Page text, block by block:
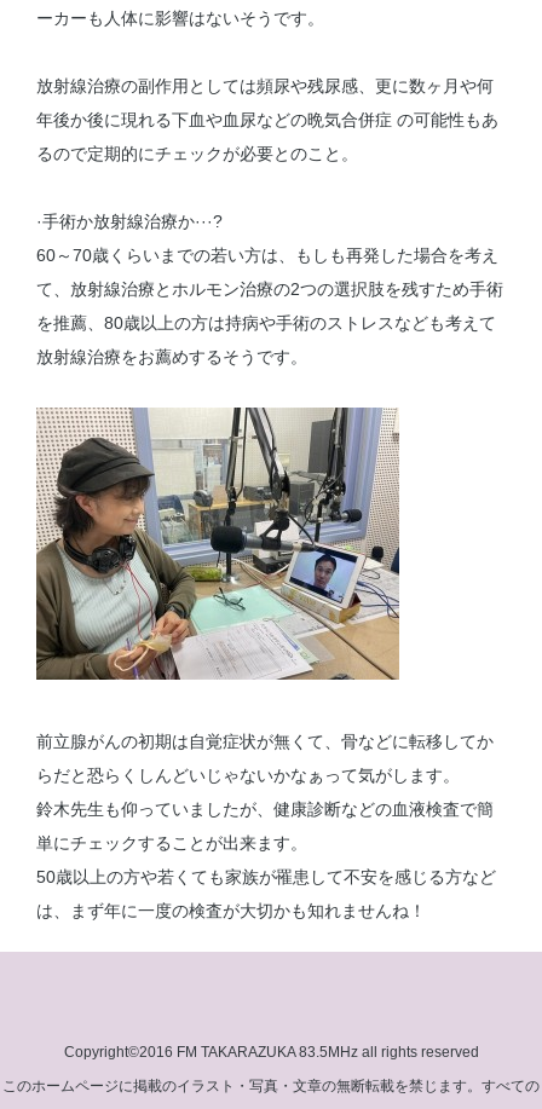
ーカーも人体に影響はないそうです。
放射線治療の副作用としては頻尿や残尿感、更に数ヶ月や何
年後か後に現れる下血や血尿などの晩気合併症 の可能性もあ
るので定期的にチェックが必要とのこと。
·手術か放射線治療か···?
60～70歳くらいまでの若い方は、もしも再発した場合を考え
て、放射線治療とホルモン治療の2つの選択肢を残すため手術
を推薦、80歳以上の方は持病や手術のストレスなども考えて
放射線治療をお薦めするそうです。
前立腺がんの初期は自覚症状が無くて、骨などに転移してか
らだと恐らくしんどいじゃないかなぁって気がします。
鈴木先生も仰っていましたが、健康診断などの血液検査で簡
単にチェックすることが出来ます。
50歳以上の方や若くても家族が罹患して不安を感じる方など
は、まず年に一度の検査が大切かも知れませんね！
Copyright©2016 FM TAKARAZUKA 83.5MHz all rights reserved
このホームページに掲載のイラスト・写真・文章の無断転載を禁じます。すべての